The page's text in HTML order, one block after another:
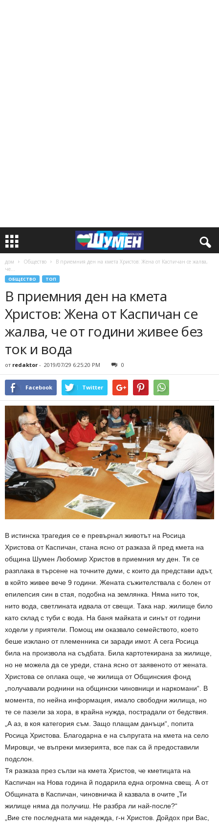
дом Общество
В приемния ден на кмета Христов: Жена от Каспичан се жалва,
че...
ОБЩЕСТВО ТОП
В приемния ден на кмета
Христов: Жена от Каспичан се
жалва, че от години живее без
ток и вода
от redaktor - 2019/07/29 6:25:20 PM 0
Facebook Twitter
В истинска трагедия се е превърнал животът на Росица
Христова от Каспичан, стана ясно от разказа й пред кмета на
община Шумен Любомир Христов в приемния му ден. Тя се
разплака в търсене на точните думи, с които да представи адът,
в който живее вече 9 години. Жената съжителствала с болен от
епилепсия син в стая, подобна на землянка. Няма нито ток,
нито вода, светлината идвала от свещи. Така нар. жилище било
като склад с туби с вода. На баня майката и синът от години
ходели у приятели. Помощ им оказвало семейството, което
беше изклано от племенника си заради имот. А сега Росица
била на произвола на съдбата. Била картотекирана за жилище,
но не можела да се уреди, стана ясно от заявеното от жената.
Христова се оплака още, че жилища от Общинския фонд
„получавали роднини на общински чиновници и наркомани“. В
момента, по нейна информация, имало свободни жилища, но
те се пазели за хора, в крайна нужда, пострадали от бедствия.
„А аз, в коя категория съм. Защо плащам данъци“, попита
Росица Христова. Благодарна е на съпругата на кмета на село
Мировци, че въпреки мизерията, все пак са й предоставили
подслон.
Тя разказа през сълзи на кмета Христов, че кметицата на
Каспичан на Нова година й подарила една огромна свещ. А от
Общината в Каспичан, чиновничка й казвала в очите „Ти
жилище няма да получиш. Не разбра ли най-после?“
„Вие сте последната ми надежда, г-н Христов. Дойдох при Вас,